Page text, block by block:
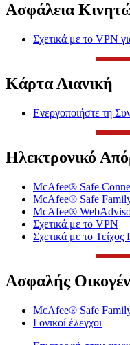
Ασφάλεια
Σχετικά με το VPN
Κάρτα Λιανική
Ενεργοποιήστε τη
Ηλεκτρονικό
McAfee® Safe
McAfee® Safe
McAfee®
Σχετικά με το VPN
Σχετικά με το Τείχος
Ασφαλής
McAfee® Safe
Γονικοί έλεγχοι